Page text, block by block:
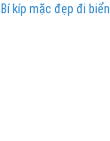
Bí kíp mặc đẹp đi